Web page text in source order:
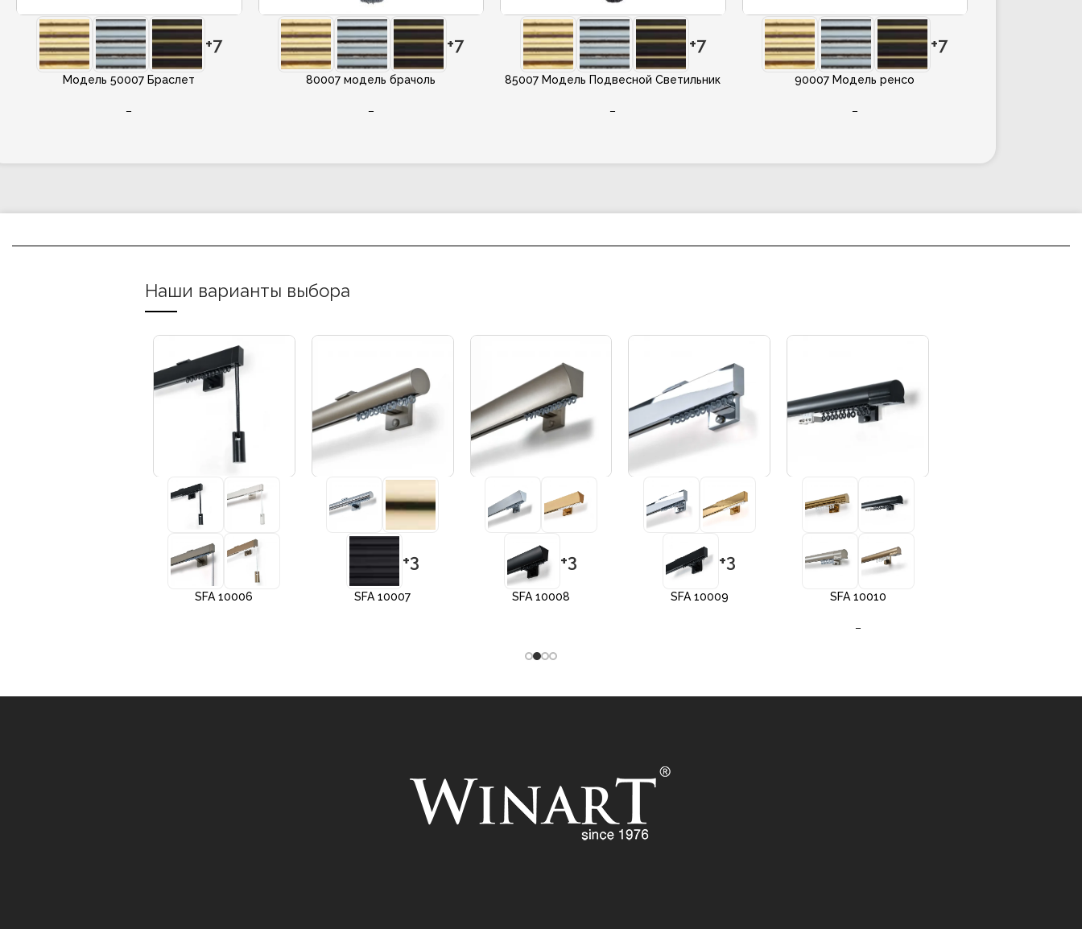
+7
Модель 50007 Браслет
–
+7
80007 модель брачоль
–
+7
85007 Модель Подвесной Светильник
–
+7
90007 Модель ренсо
–
Наши варианты выбора
SFA 10006
+3
SFA 10007
+3
SFA 10008
+3
SFA 10009 SFA 10010
–